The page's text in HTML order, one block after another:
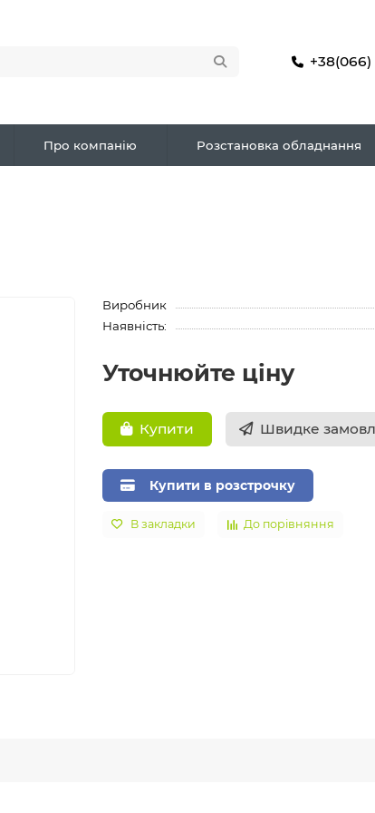
+38(066)
Про компанію Розстановка обладнання
Виробник
Наявність:
Уточнюйте ціну
Купити Швидке
Купити в розстрочку
В закладки До порівняння